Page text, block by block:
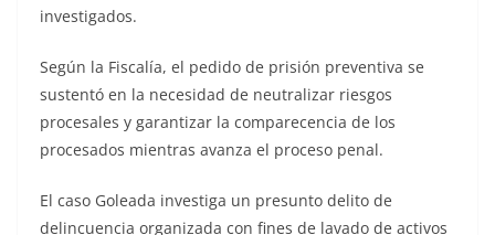
investigados.
Según la Fiscalía, el pedido de prisión preventiva se
sustentó en la necesidad de neutralizar riesgos
procesales y garantizar la comparecencia de los
procesados mientras avanza el proceso penal.
El caso Goleada investiga un presunto delito de
delincuencia organizada con fines de lavado de activos